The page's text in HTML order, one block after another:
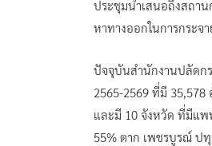
ประชุมนำเสนอถึงสถา
หาทางออกในการกระ
ปัจจุบันสำนักงานปลัดก
2565-2569 ที่มี
และมี 10 จังหวัด ที่มีแพ
55% ตาก เพชรบูรณ์ ป